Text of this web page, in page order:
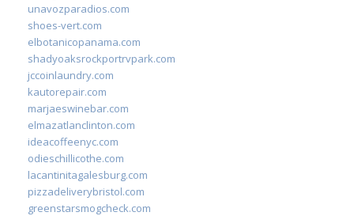
unavozparadios.com
shoes-vert.com
elbotanicopanama.com
shadyoaksrockportrvpark.com
jccoinlaundry.com
kautorepair.com
marjaeswinebar.com
elmazatlanclinton.com
ideacoffeenyc.com
odieschillicothe.com
lacantinitagalesburg.com
pizzadeliverybristol.com
greenstarsmogcheck.com